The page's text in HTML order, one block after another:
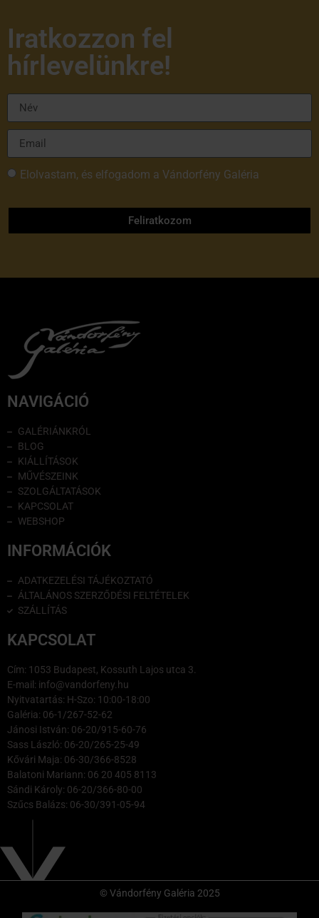
Iratkozzon fel
hírlevelünkre!
Elolvastam, és elfogadom a Vándorfény Galéria
Feliratkozom
NAVIGÁCIÓ
GALÉRIÁNKRÓL
BLOG
KIÁLLÍTÁSOK
MŰVÉSZEINK
SZOLGÁLTATÁSOK
KAPCSOLAT
WEBSHOP
INFORMÁCIÓK
ADATKEZELÉSI TÁJÉKOZTATÓ
ÁLTALÁNOS SZERZŐDÉSI FELTÉTELEK
SZÁLLÍTÁS
KAPCSOLAT
Cím: 1053 Budapest, Kossuth Lajos utca 3.
E-mail: info@vandorfeny.hu
Nyitvatartás: H-Szo: 10:00-18:00
Galéria: 06-1/267-52-62
Jánosi István: 06-20/915-60-76
Sass László: 06-20/265-25-49
Kővári Maja: 06-30/366-8528
Balatoni Mariann: 06 20 405 8113
Sándi Károly: 06-20/366-80-00
Szűcs Balázs: 06-30/391-05-94
© Vándorfény Galéria 2025